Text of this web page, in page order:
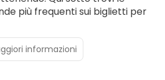
più frequenti sui biglietti per
informazioni